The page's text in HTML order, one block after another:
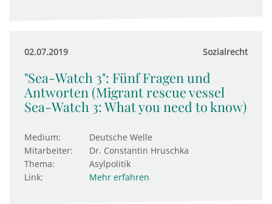
02.07.2019 Sozialrecht
"Sea-Watch 3": Fünf Fragen und
Antworten (Migrant rescue vessel
Sea-Watch 3: What you need to know)
Medium:
Deutsche Welle
Mitarbeiter:
Dr. Constantin Hruschka
Thema:
Asylpolitik
Link:
Mehr erfahren